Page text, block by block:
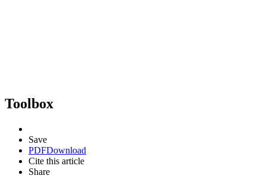
Toolbox
Save
PDFDownload
Cite this article
Share